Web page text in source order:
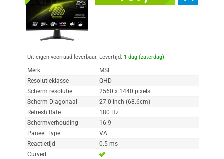
Uit eigen voorraad leverbaar. Levertijd: 1 dag (zaterdag)
Merk
MSI
Resolutieklasse
QHD
Scherm resolutie
2560 x 1440 pixels
Scherm Diagonaal
27.0 inch (68.6cm)
Refresh Rate
180 Hz
Schermverhouding
16:9
Paneel Type
VA
Reactietijd
0.5 ms
Curved